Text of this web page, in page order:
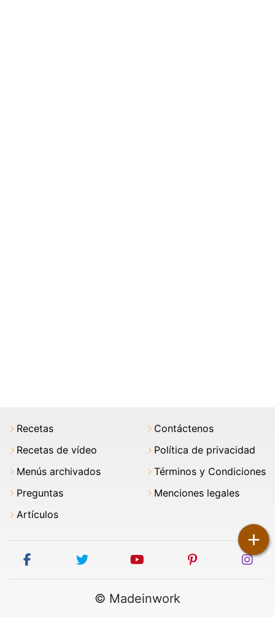
+
Recetas
Recetas de vídeo
Menús archivados
Preguntas
Artículos
Contáctenos
Política de privacidad
Términos y Condiciones
Menciones legales
facebook twitter youtube pinterest
© Madeinwork